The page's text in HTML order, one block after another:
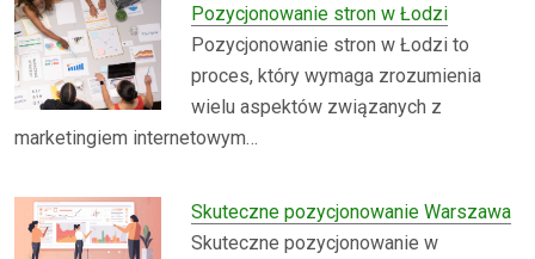
Pozycjonowanie stron w Łodzi
Pozycjonowanie stron w Łodzi to
proces, który wymaga zrozumienia
wielu aspektów związanych z
marketingiem internetowym…
Skuteczne pozycjonowanie Warszawa
Skuteczne pozycjonowanie w